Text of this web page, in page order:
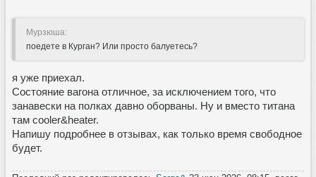
Мурзюша:
поедете в Курган? Или просто балуетесь?
я уже приехал.
Состояние вагона отличное, за исключением того, что
занавески на полках давно оборваны. Ну и вместо титана
там cooler&heater.
Напишу подробнее в отзывах, как только время свободное
будет.